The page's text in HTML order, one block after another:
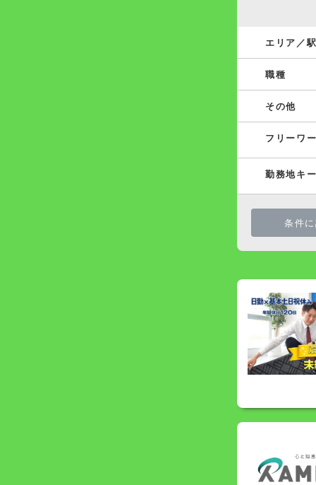
エリア／
職種
その他
フリーワ
勤務地キ
条件